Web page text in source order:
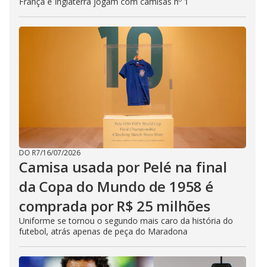
DO R7/16/07/2026
Camisa usada por Pelé na final
da Copa do Mundo de 1958 é
comprada por R$ 25 milhões
Uniforme se tornou o segundo mais caro da história do
futebol, atrás apenas de peça do Maradona